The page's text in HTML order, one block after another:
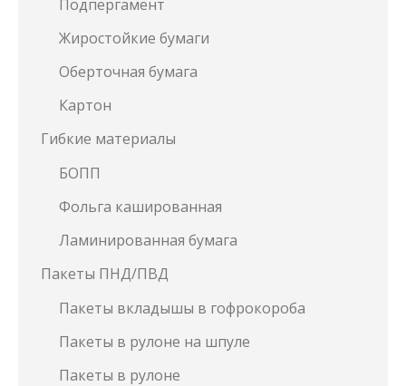
Подпергамент
Жиростойкие бумаги
Оберточная бумага
Картон
Гибкие материалы
БОПП
Фольга кашированная
Ламинированная бумага
Пакеты ПНД/ПВД
Пакеты вкладышы в гофрокороба
Пакеты в рулоне на шпуле
Пакеты в рулоне